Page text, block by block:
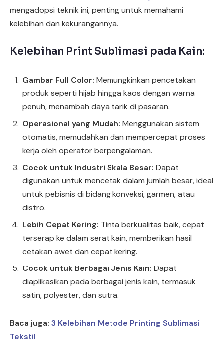
mengadopsi teknik ini, penting untuk memahami
kelebihan dan kekurangannya.
Kelebihan Print Sublimasi pada Kain:
Gambar Full Color: Memungkinkan pencetakan
produk seperti hijab hingga kaos dengan warna
penuh, menambah daya tarik di pasaran.
Operasional yang Mudah: Menggunakan sistem
otomatis, memudahkan dan mempercepat proses
kerja oleh operator berpengalaman.
Cocok untuk Industri Skala Besar: Dapat
digunakan untuk mencetak dalam jumlah besar, ideal
untuk pebisnis di bidang konveksi, garmen, atau
distro.
Lebih Cepat Kering: Tinta berkualitas baik, cepat
terserap ke dalam serat kain, memberikan hasil
cetakan awet dan cepat kering.
Cocok untuk Berbagai Jenis Kain: Dapat
diaplikasikan pada berbagai jenis kain, termasuk
satin, polyester, dan sutra.
Baca juga: 3 Kelebihan Metode Printing Sublimasi
Tekstil